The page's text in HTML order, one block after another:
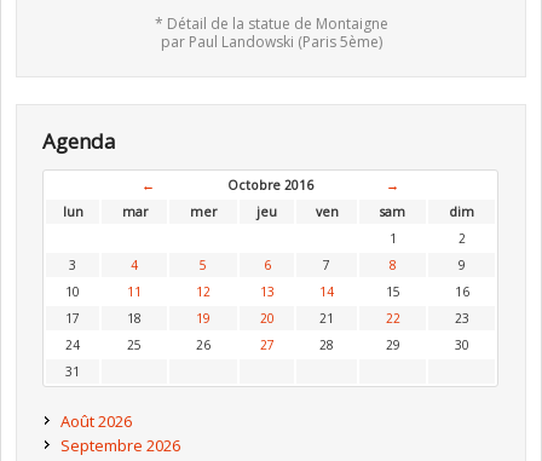
* Détail de la statue de Montaigne
par Paul Landowski (Paris 5ème)
Agenda
← Octobre 2016
→
lun
mar mer jeu ven sam
dim
1
2
3
4 5 6 7 8
9
10
11 12 13 14 15
16
17
18 19 20 21 22
23
24
25 26 27 28 29
30
31
Août 2026
Septembre 2026